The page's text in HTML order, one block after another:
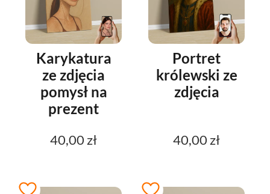
Karykatura
ze zdjęcia
pomysł na
prezent
40,00 zł
Portret
królewski ze
zdjęcia
40,00 zł